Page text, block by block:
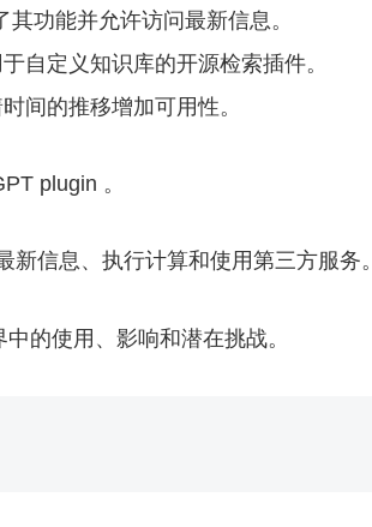
功能并允许访问最新信息。
自定义知识库的开源检索插件。
间的推移增加可用性。
plugin 。
信息、执行计算和使用第三方服务。
的使用、影响和潜在挑战。